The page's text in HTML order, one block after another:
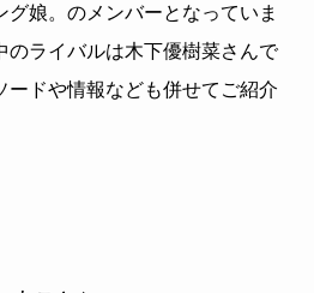
グ娘。のメンバーとなっていま
のライバルは木下優樹菜さんで
ードや情報なども併せてご紹介